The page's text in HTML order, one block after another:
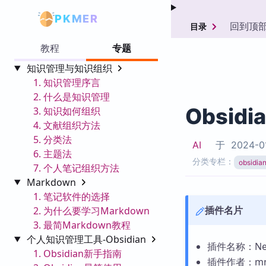
PKMER
教程
专题
知识管理与知识组织
1. 知识管理序言
2. 什么是知识管理
3. 知识如何组织
4. 文献组织方法
5. 分类法
6. 主题法
7. 个人笔记组织方法
Markdown
1. 笔记软件的选择
2. 为什么要学习Markdown
3. 最简Markdown教程
个人知识管理工具-Obsidian
1. Obsidian新手指南
目录 回到顶
AI 于 2024-
分类专栏：
插件名片
插件名称：
插件作者：